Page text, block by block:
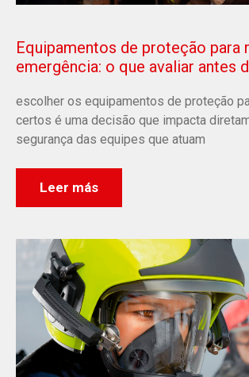
Equipamentos de proteção para
emergência: o que avaliar antes
escolher os equipamentos de proteção
certos é uma decisão que impacta
segurança das equipes que atuam
Leer más